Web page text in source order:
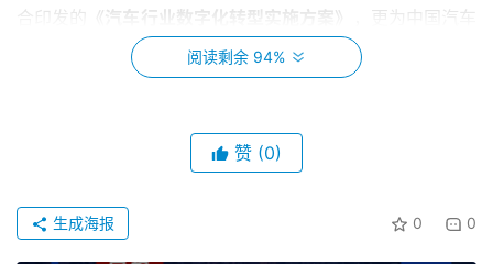
合印发的
《汽车行业数字化转型实施方案》
，更为中国汽车
产业指明了智能化升级的清晰路径。
举办“第十二届汽车先进制造技术峰会”
阅读剩余 94%
赞 (0)
0 0
生成海报